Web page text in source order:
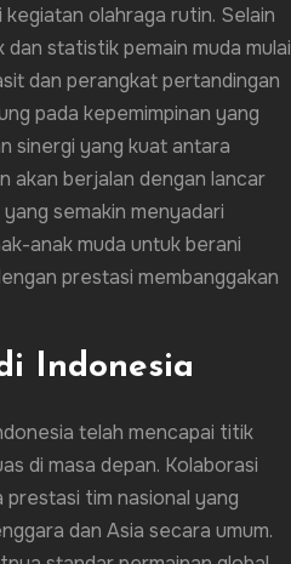
olahraga rutin. Selain
statistik pemain muda mulai
dan perangkat pertandingan
pada kepemimpinan yang
sinergi yang kuat antara
akan berjalan dengan lancar
semakin menyadari
anak muda untuk berani
prestasi membanggakan
Indonesia
telah mencapai titik
di masa depan. Kolaborasi
tim nasional yang
dan Asia secara umum.